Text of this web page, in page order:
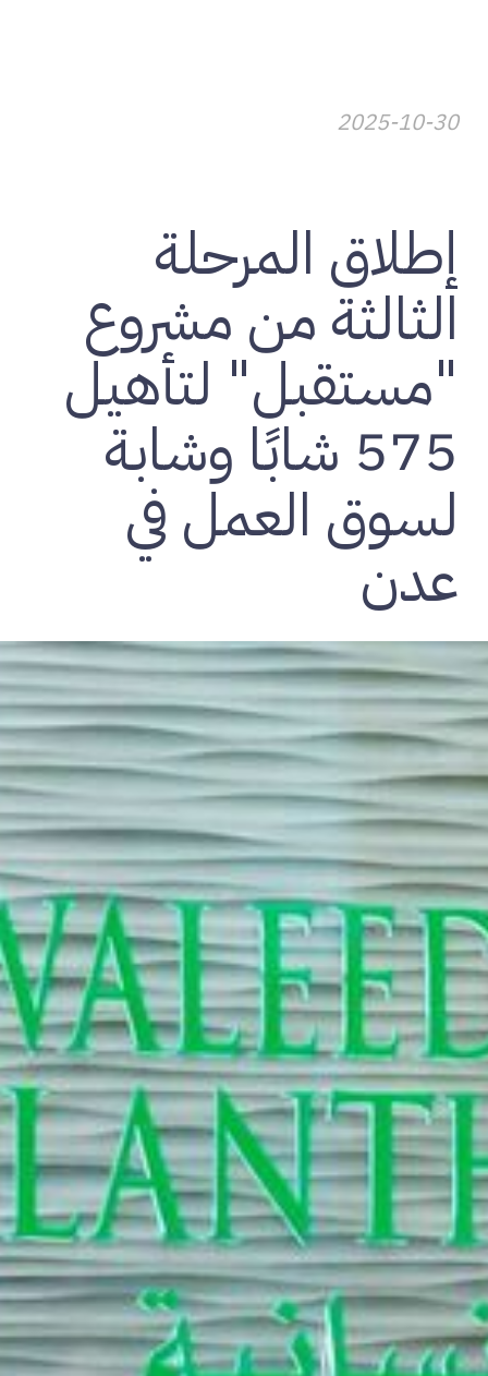
2025-10-30
إطلاق المرحلة
الثالثة من مشروع
"مستقبل" لتأهيل
575 شابًا وشابة
لسوق العمل في
عدن